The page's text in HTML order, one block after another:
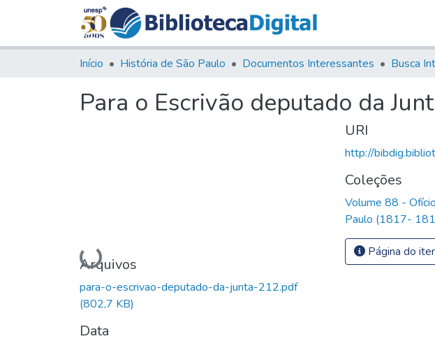
Início História de São Paulo Documentos Interessantes Busca
Para o Escrivão deputado da
Carregando...
Arquivos
para-o-escrivao-deputado-da-junta-212.pdf
(802,7 KB)
Data
URI
http://
Coleções
Volume 88 -
Paulo (1817-
Página do